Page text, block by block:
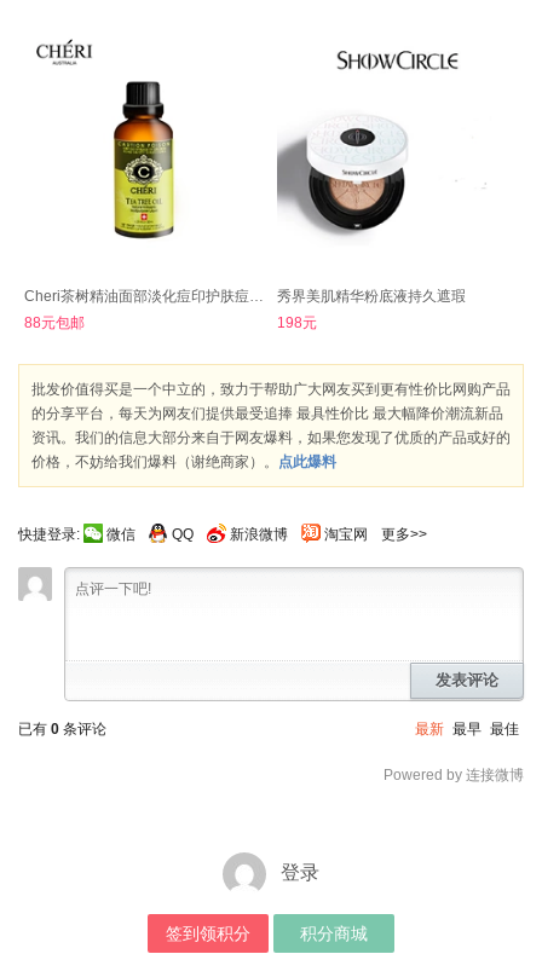
Cheri茶树精油面部淡化痘印护肤痘祛油30ml
88元包邮
秀界美肌精华粉底液持久遮瑕
198元
批发价值得买是一个中立的，致力于帮助广大网友买到更有性价比网购产品
的分享平台，每天为网友们提供最受追捧 最具性价比 最大幅降价潮流新品
资讯。我们的信息大部分来自于网友爆料，如果您发现了优质的产品或好的
价格，不妨给我们爆料（谢绝商家）。 点此爆料
快捷登录: 微信 QQ 新浪微博 淘宝网 更多>>
发表评论
已有 0 条评论 最新 最早 最佳
Powered by 连接微博
登录
签到领积分 积分商城